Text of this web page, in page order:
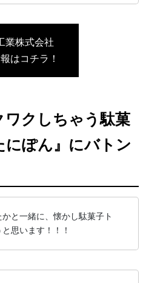
業株式会社
はコチラ！
ワクしちゃう駄菓
にぽん』にバトン
と一緒に、懐かし駄菓子ト
思います！！！